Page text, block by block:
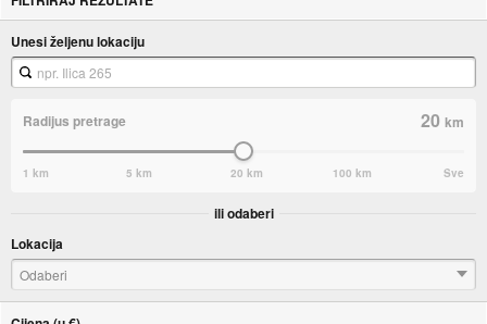
Unesi željenu lokaciju
Radijus pretrage 20km
1 km 5 km 20 km 100 km Sve
ili odaberi
Lokacija
Odaberi